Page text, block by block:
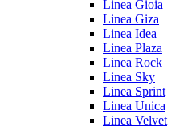
Linea Gioia
Linea Giza
Linea Idea
Linea Plaza
Linea Rock
Linea Sky
Linea Sprint
Linea Unica
Linea Velvet